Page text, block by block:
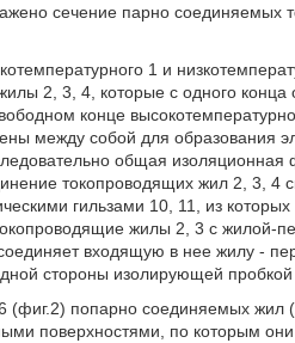
сечение парно соединяемых
1 и
2, 3, 4, которые с одного
конце
между собой для образования
общая
токопроводящих жил 2, 3, 4
гильзами 10, 11, из
жилы 2, 3 с жилой-
входящую в нее жилу -
стороны изолирующей пробкой
(фиг.2) попарно соединяемых
поверхностями, по которым они